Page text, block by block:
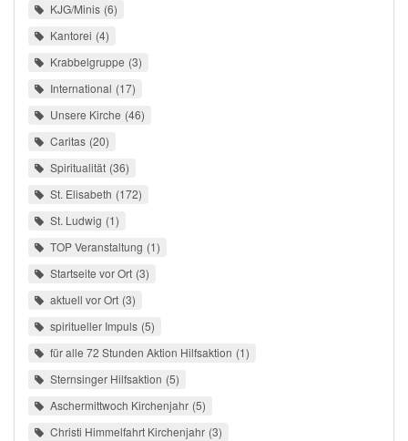
KJG/Minis 6
Kantorei 4
Krabbelgruppe 3
International 17
Unsere Kirche 46
Caritas 20
Spiritualität 36
St. Elisabeth 172
St. Ludwig 1
TOP Veranstaltung 1
Startseite vor Ort 3
aktuell vor Ort 3
spiritueller Impuls 5
für alle 72 Stunden Aktion Hilfsaktion 1
Sternsinger Hilfsaktion 5
Aschermittwoch Kirchenjahr 5
Christi Himmelfahrt Kirchenjahr 3